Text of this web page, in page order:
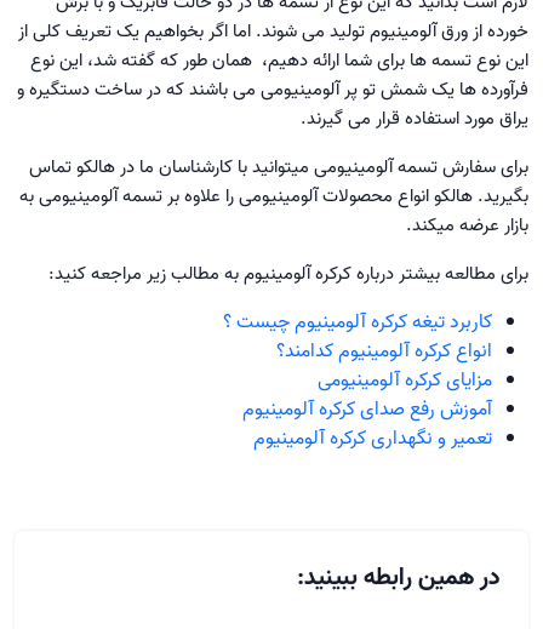
خورده از ورق آلومینیوم تولید می شوند. اما اگر بخواهیم یک تعریف کلی از
این نوع تسمه ها برای شما ارائه دهیم، همان طور که گفته شد، این نوع
فرآورده ها یک شمش تو پر آلومینیومی می باشند که در ساخت دستگیره و
یراق مورد استفاده قرار می گیرند.
برای سفارش تسمه آلومینیومی میتوانید با کارشناسان ما در هالکو تماس
بگیرید. هالکو انواع محصولات آلومینیومی را علاوه بر تسمه آلومینیومی به
بازار عرضه میکند.
برای مطالعه بیشتر درباره کرکره آلومینیوم به مطالب زیر مراجعه کنید:
کاربرد تیغه کرکره آلومینیوم چیست ؟
انواع کرکره آلومینیوم کدامند؟
مزایای کرکره آلومینیومی
آموزش رفع صدای کرکره آلومینیوم
تعمیر و نگهداری کرکره آلومینیوم
در همین رابطه ببینید: